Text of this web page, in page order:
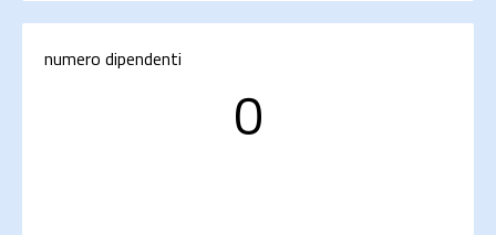
numero dipendenti
0